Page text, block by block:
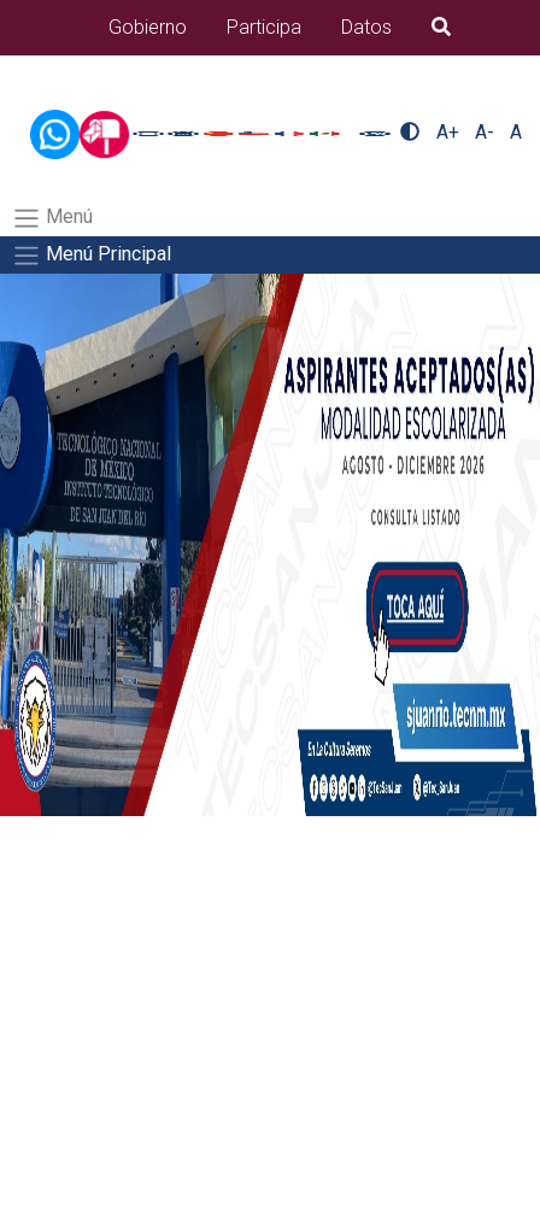
docentes/pdfSalida del comando:
Gobierno Participa Datos B�squeda
A+ A- A
Menú
Menú Principal